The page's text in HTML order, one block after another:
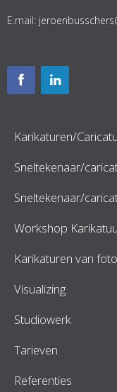
E.mail:
Karikaturen/
Sneltekenaar/
Sneltekenaar/
Workshop
Karikaturen van
Visualizing
Studiowerk
Tarieven
Referenties